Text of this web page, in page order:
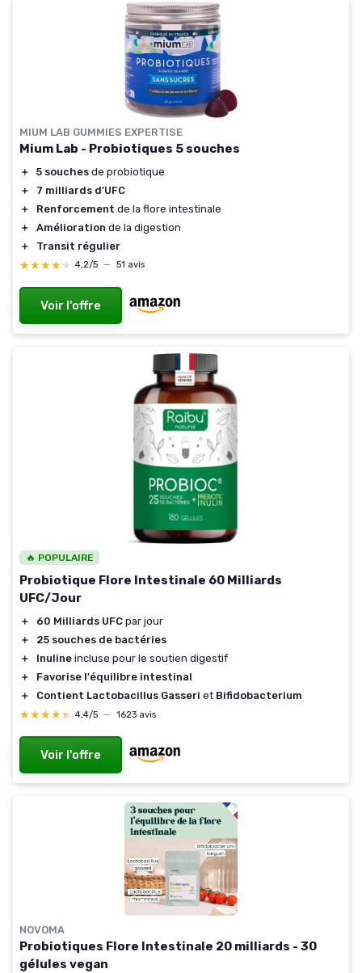
MIUM LAB GUMMIES EXPERTISE
Mium Lab - Probiotiques 5 souches
＋ 5 souches de probiotique
＋
7 milliards d'UFC
＋
Renforcement de la flore intestinale
＋
Amélioration de la digestion
＋
Transit régulier
★★★★★
★★★★★ 4,2/5 — 51 avis
Voir l'offre
🔥 POPULAIRE
Probiotique Flore Intestinale 60 Milliards
UFC/Jour
＋ 60 Milliards UFC par jour
＋
25 souches de bactéries
＋
Inuline incluse pour le soutien digestif
＋
Favorise l'équilibre intestinal
＋
Contient Lactobacillus Gasseri et Bifidobacterium
★★★★★
★★★★★ 4,4/5 — 1623 avis
Voir l'offre
NOVOMA
Probiotiques Flore Intestinale 20 milliards - 30
gélules vegan